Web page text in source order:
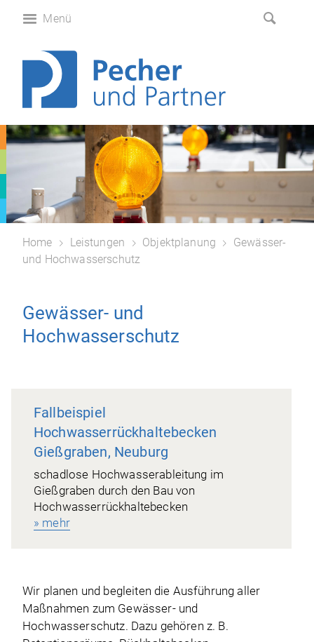
Menü
Home Leistungen Objektplanung
Gewässer-
und Hochwasserschutz
Gewässer- und
Hochwasserschutz
Wir planen und begleiten die Ausführung aller
Maßnahmen zum Gewässer- und
Hochwasserschutz. Dazu gehören z. B.
Fallbeispiel
Hochwasserrückhaltebecken
Gießgraben, Neuburg
schadlose Hochwasserableitung im
Gießgraben durch den Bau von
Hochwasserrückhaltebecken
» mehr